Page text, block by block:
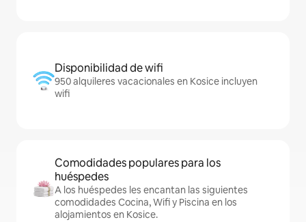
Disponibilidad de wifi
950 alquileres vacacionales en Kosice incluyen
wifi
Comodidades populares para los
huéspedes
A los huéspedes les encantan las siguientes
comodidades Cocina, Wifi y Piscina en los
alojamientos en Kosice.